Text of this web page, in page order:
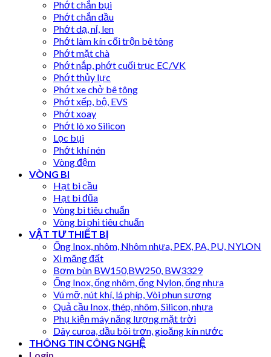
Phớt chắn bụi
Phớt chắn dầu
Phớt dạ, nỉ, len
Phớt làm kín cối trộn bê tông
Phớt mặt chà
Phớt nắp, phớt cuối trục EC/VK
Phớt thủy lực
Phớt xe chở bê tông
Phớt xếp, bộ, EVS
Phớt xoay
Phớt lò xo Silicon
Lọc bụi
Phớt khí nén
Vòng đệm
VÒNG BI
Hạt bi cầu
Hạt bi đũa
Vòng bi tiêu chuẩn
Vòng bi phi tiêu chuẩn
VẬT TƯ THIẾT BỊ
Ống Inox, nhôm, Nhôm nhựa, PEX, PA, PU, NYLON
Xi măng đất
Bơm bùn BW150,BW250, BW3329
Ống Inox, ống nhôm, ống Nylon, ống nhựa
Vú mỡ, nút khí, lá phíp, Vòi phun sương
Quả cầu Inox, thép, nhôm, Silicon, nhựa
Phụ kiện máy năng lượng mặt trời
Dây curoa, dầu bôi trơn, gioăng kín nước
THÔNG TIN CÔNG NGHỆ